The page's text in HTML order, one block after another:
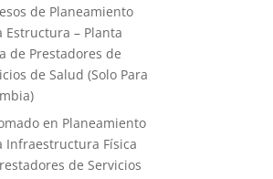
de Planeamiento
Estructura – Planta
de Prestadores de
de Salud (Solo Para
en Planeamiento
Infraestructura Física
de Servicios